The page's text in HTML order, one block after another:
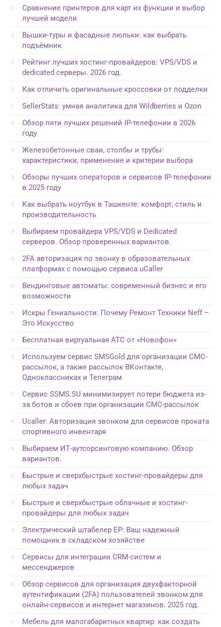
Сравнение принтеров для карт их функции и выбор
лучшей модели
Вышки-туры и фасадные люльки: как выбрать
подъёмник
Рейтинг лучших хостинг-провайдеров: VPS/VDS и
dedicated серверы. 2026 год.
Как отличить оригинальные кроссовки от подделки
SellerStats: умная аналитика для Wildberries и Ozon
Обзор пяти лучших решений IP-телефонии в 2026
году
Железобетонные сваи, столбы и трубы:
характеристики, применение и критерии выбора
Обзоры лучших операторов и сервисов IP-телефонии
в 2025 году
Как выбрать ноутбук в Ташкенте: комфорт, стиль и
производительность
Выбираем провайдера VPS/VDS и Dedicated
серверов. Обзор проверенных вариантов.
2FA авторизация по звонку в образовательных
платформах с помощью сервиса uCaller
Вендинговые автоматы: современный бизнес и его
возможности
Искры Гениальности: Почему Ремонт Техники Neff –
Это Искусство
Бесплатная виртуальная АТС от «Новофон»
Используем сервис SMSGold для организации СМС-
рассылок, а также рассылок ВКонтакте,
Одноклассниках и Телеграм
Сервис SSMS.SU минимизирует потери бюджета из-
за ботов и сбоев при организации СМС-рассылок
Ucaller: Авторизация звонком для сервисов проката
спортивного инвентаря
Выбираем ИТ-аутсорсинговую компанию. Обзор
вариантов.
Быстрые и сверхбыстрые хостинг-провайдеры для
любых задач
Быстрые и сверхбыстрые облачные и хостинг-
провайдеры для любых задач
Электрический штабелер EP: Ваш надежный
помощник в складском хозяйстве
Сервисы для интеграции CRM-систем и
мессенджеров
Обзор сервисов для организация двухфакторной
аутентификации (2FA) пользователей звонком для
онлайн-сервисов и интернет магазинов. 2025 год.
Мебель для малогабаритных квартир: как создать